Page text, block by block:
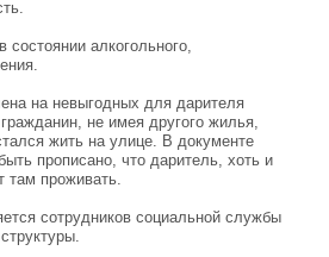
алкогольного,
на невыгодных для дарителя
не имея другого жилья,
жить на улице. В документе
прописано, что даритель, хоть и
там проживать.
сотрудников социальной службы